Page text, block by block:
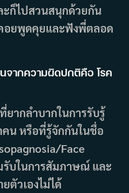
ะก็ไปสวนสนุกด้วยกัน
อยพูดคุยและฟังพี่ตลอด
จากความผิดปกติคือ โรค
ยากลำบากในการรับรู้
น หรือที่รู้จักกันในชื่อ
Face
รับในการสัมภาษณ์ และ
ตัวเองไม่ได้